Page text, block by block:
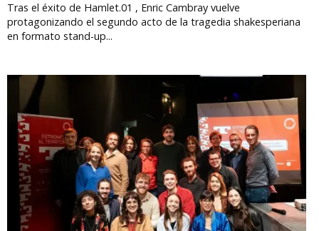
Tras el éxito de Hamlet.01 , Enric Cambray vuelve
protagonizando el segundo acto de la tragedia shakesperiana
en formato stand-up...